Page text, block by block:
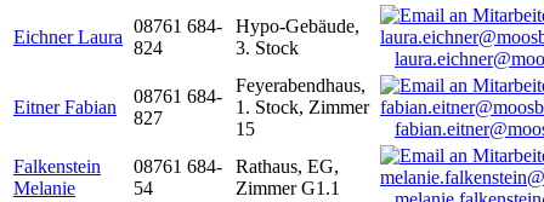
Eichner Laura
08761 684-
824
Hypo-Gebäude,
3. Stock
Eitner Fabian
08761 684-
827
Feyerabendhaus,
1. Stock, Zimmer
15
Falkenstein
Melanie
08761 684-
54
Rathaus, EG,
Zimmer G1.1